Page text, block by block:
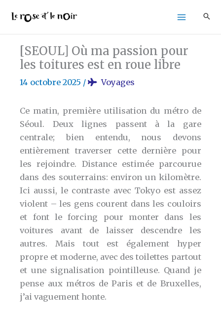
contenu
[SEOUL] Où ma passion pour
les toitures est en roue libre
14 octobre 2025 / Voyages
Ce matin, première utilisation du métro de
Séoul. Deux lignes passent à la gare
centrale; bien entendu, nous devons
entièrement traverser cette dernière pour
les rejoindre. Distance estimée parcourue
dans des souterrains: environ un kilomètre.
Ici aussi, le contraste avec Tokyo est assez
violent – les gens courent dans les couloirs
et font le forcing pour monter dans les
voitures avant de laisser descendre les
autres. Mais tout est également hyper
propre et moderne, avec des toilettes partout
et une signalisation pointilleuse. Quand je
pense aux métros de Paris et de Bruxelles,
j’ai vaguement honte.